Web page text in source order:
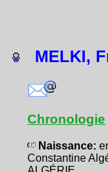
MELKI,
Chronologie
Naissance:
Constantine